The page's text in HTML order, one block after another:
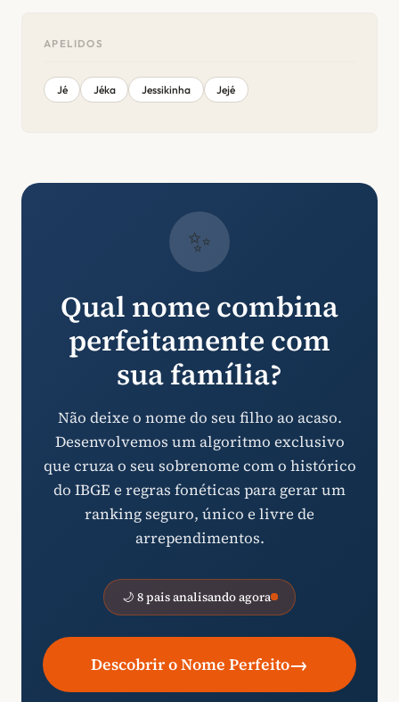
APELIDOS
Jé Jéka Jessikinha Jejé
✨
Qual nome combina
perfeitamente com
sua família?
Não deixe o nome do seu filho ao acaso.
Desenvolvemos um algoritmo exclusivo
que cruza o seu sobrenome com o histórico
do IBGE e regras fonéticas para gerar um
ranking seguro, único e livre de
arrependimentos.
🌙 8 pais analisando agora
Descobrir o Nome Perfeito→